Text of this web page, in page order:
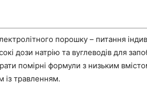
порошку – питання
дози натрію та вуглеводів для
помірні формули з низьким
із травленням.